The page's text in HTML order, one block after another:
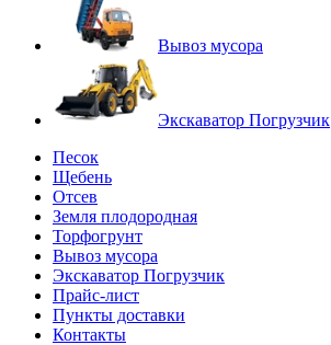
Вывоз мусора
Экскаватор Погрузчик
Песок
Щебень
Отсев
Земля плодородная
Торфогрунт
Вывоз мусора
Экскаватор Погрузчик
Прайс-лист
Пункты доставки
Контакты